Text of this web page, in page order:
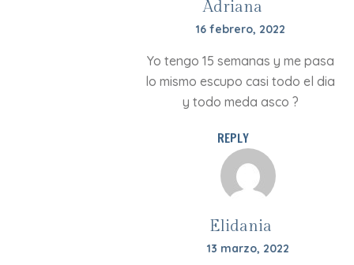
Adriana
16 febrero, 2022
Yo tengo 15 semanas y me pasa
lo mismo escupo casi todo el dia
y todo meda asco ?
REPLY
Elidania
13 marzo, 2022